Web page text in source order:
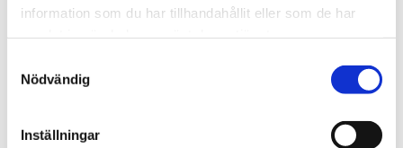
information som du har tillhandahållit eller som de har
Nödvändig
Inställningar
Typ/Produkt
Engångs Vape
Nikotinhalt
14mg